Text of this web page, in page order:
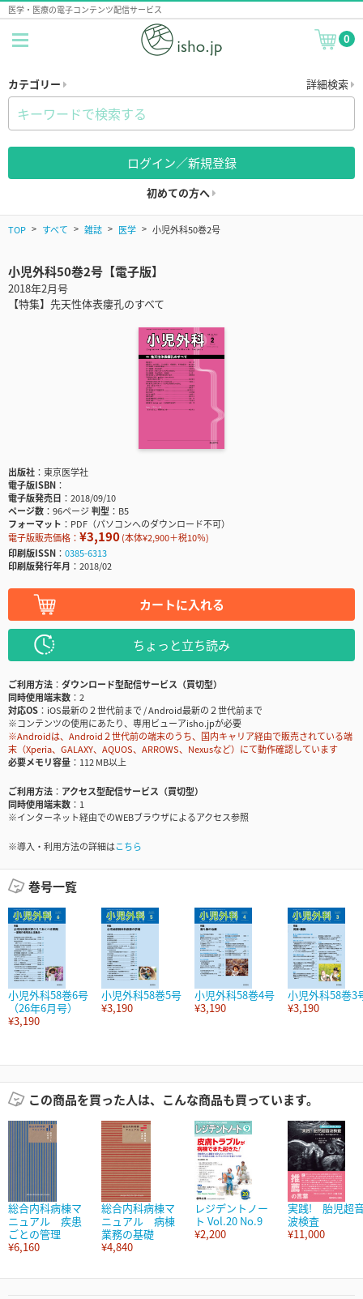
医学・医療の電子コンテンツ配信サービス
0
カテゴリー 詳細検索
ログイン／新規登録
初めての方へ
TOP すべて 雑誌 医学 小児外科50巻2号
小児外科50巻2号【電子版】
2018年2月号
【特集】先天性体表瘻孔のすべて
出版社
東京医学社
電子版ISBN
電子版発売日
2018/09/10
ページ数
96ページ判型
B5
フォーマット
PDF（パソコンへのダウンロード不可）
電子版販売価格： ¥3,190(本体¥2,900＋税10％)
印刷版ISSN
0385-6313
印刷版発行年月
2018/02
カートに入れる
ちょっと立ち読み
ご利用方法
ダウンロード型配信サービス（買切型）
同時使用端末数
2
対応OS
iOS最新の２世代前まで / Android最新の２世代前まで
※コンテンツの使用にあたり、専用ビューアisho.jpが必要
※Androidは、Android２世代前の端末のうち、国内キャリア経由で販売されている端
末（Xperia、GALAXY、AQUOS、ARROWS、Nexusなど）にて動作確認しています
必要メモリ容量
112 MB以上
ご利用方法
アクセス型配信サービス（買切型）
同時使用端末数
1
※インターネット経由でのWEBブラウザによるアクセス参照
※導入・利用方法の詳細はこちら
巻号一覧
小児外科58巻6号
（26年6月号）
¥3,190
小児外科58巻5号
¥3,190
小児外科58巻4号
¥3,190
小児外科58巻3
¥3,190
この商品を買った人は、こんな商品も買っています。
総合内科病棟マ
ニュアル 疾患
ごとの管理
¥6,160
総合内科病棟マ
ニュアル 病棟
業務の基礎
¥4,840
レジデントノー
ト Vol.20 No.9
¥2,200
実践! 胎児超
波検査
¥11,000